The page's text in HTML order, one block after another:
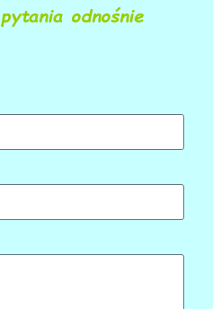
odnośnie